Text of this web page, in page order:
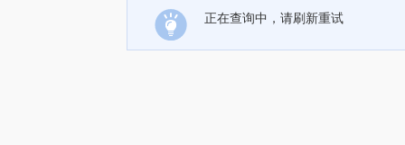
正在查询中，请刷新重试